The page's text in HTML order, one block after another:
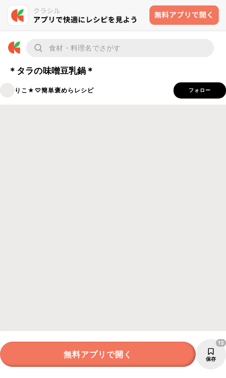
＊タラの味噌豆乳鍋＊
りこ★♡簡単褒めらレシピ フォロー
無料アプリで開く 保存
13